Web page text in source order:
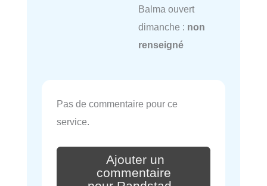
Balma ouvert
dimanche : non
renseigné
Pas de commentaire pour ce
service.
Ajouter un
commentaire